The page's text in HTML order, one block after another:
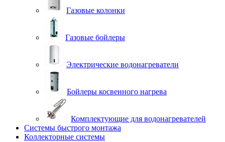
Газовые колонки
Газовые бойлеры
Электрические водонагреватели
Бойлеры косвенного нагрева
Комплектующие для водонагревателей
Системы быстрого монтажа
Коллекторные системы